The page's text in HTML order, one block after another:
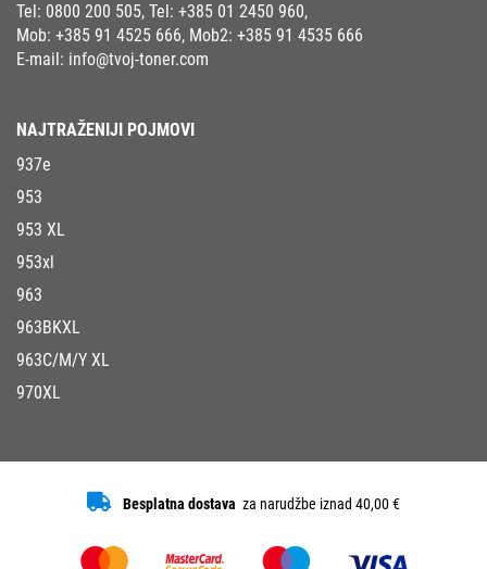
Tel: 0800 200 505, Tel: +385 01 2450 960,
Mob: +385 91 4525 666, Mob2: +385 91 4535 666
E-mail: info@tvoj-toner.com
NAJTRAŽENIJI POJMOVI
937e
953
953 XL
953xl
963
963BKXL
963C/M/Y XL
970XL
Besplatna dostava za narudžbe iznad 40,00 €